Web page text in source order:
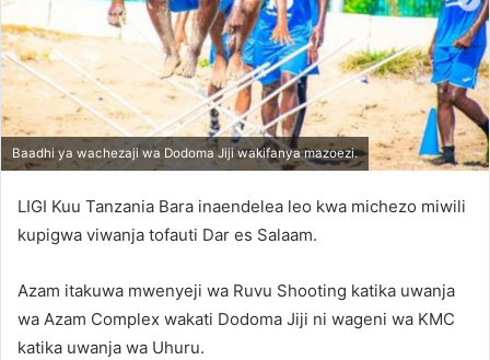
Baadhi ya wachezaji wa Dodoma Jiji wakifanya mazoezi.
LIGI Kuu Tanzania Bara inaendelea leo kwa michezo miwili
kupigwa viwanja tofauti Dar es Salaam.
Azam itakuwa mwenyeji wa Ruvu Shooting katika uwanja
wa Azam Complex wakati Dodoma Jiji ni wageni wa KMC
katika uwanja wa Uhuru.